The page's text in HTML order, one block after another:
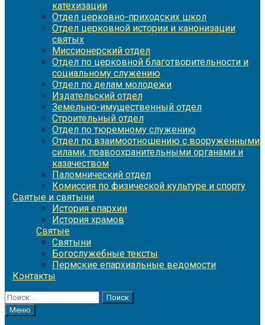
катехизации
Отдел церковно-приходских школ
Отдел церковной истории и канонизации
святых
Миссионерский отдел
Отдел по церковной благотворительности и
социальному служению
Отдел по делам молодежи
Издательский отдел
Земельно-имущественный отдел
Строительный отдел
Отдел по тюремному служению
Отдел по взаимоотношению с вооруженными
силами, правоохранительными органами и
казачеством
Паломнический отдел
Комиссия по физической культуре и спорту
Святые и святыни
История епархии
История храмов
Святые
Святыни
Богослужебные тексты
Пермские епархиальные ведомости
Контакты
Найти:
Меню